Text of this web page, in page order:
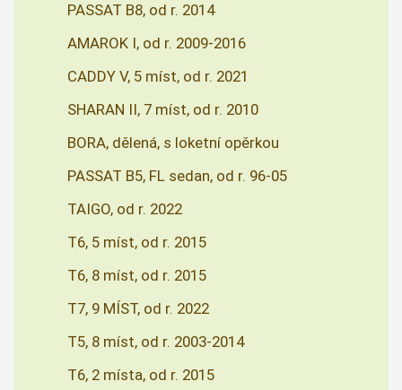
PASSAT B8, od r. 2014
AMAROK I, od r. 2009-2016
CADDY V, 5 míst, od r. 2021
SHARAN II, 7 míst, od r. 2010
BORA, dělená, s loketní opěrkou
PASSAT B5, FL sedan, od r. 96-05
TAIGO, od r. 2022
T6, 5 míst, od r. 2015
T6, 8 míst, od r. 2015
T7, 9 MÍST, od r. 2022
T5, 8 míst, od r. 2003-2014
T6, 2 místa, od r. 2015